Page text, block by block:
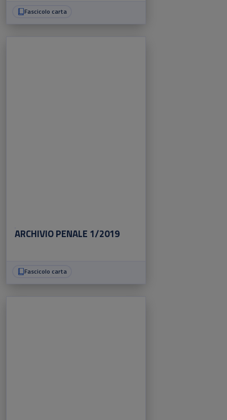
Fascicolo carta
ARCHIVIO PENALE 1/2019
Fascicolo carta